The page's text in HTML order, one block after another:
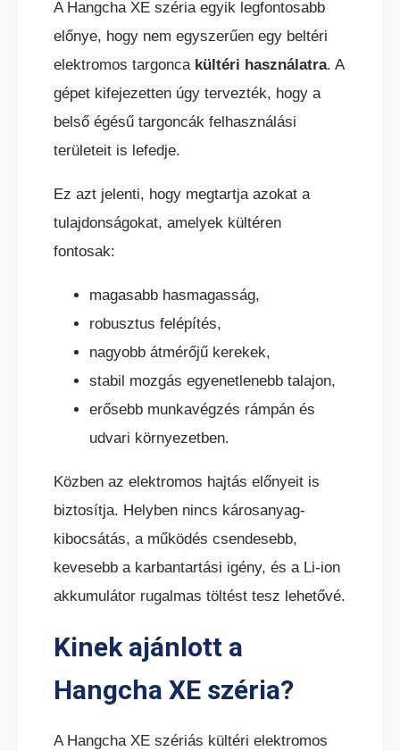
BELTÉRI ELEKTROMOS HOMLOKVILLÁS
KÜLTÉRI ELEKTROMOS HOMLOKVILLÁS
TARGONCA
DÍZEL/GÁZÜZEMŰ HOMLOKVILLÁS
TARGONCA
TEREPES HOMLOKVILLÁS
A Hangcha XE széria egyik legfontosabb
előnye, hogy nem egyszerűen egy beltéri
elektromos targonca kültéri használatra. A
gépet kifejezetten úgy tervezték, hogy a
belső égésű targoncák felhasználási
területeit is lefedje.
Ez azt jelenti, hogy megtartja azokat a
tulajdonságokat, amelyek kültéren
fontosak:
magasabb hasmagasság,
robusztus felépítés,
nagyobb átmérőjű kerekek,
stabil mozgás egyenetlenebb talajon,
erősebb munkavégzés rámpán és
udvari környezetben.
Közben az elektromos hajtás előnyeit is
biztosítja. Helyben nincs károsanyag-
kibocsátás, a működés csendesebb,
kevesebb a karbantartási igény, és a Li-ion
akkumulátor rugalmas töltést tesz lehetővé.
Kinek ajánlott a
Hangcha XE széria?
A Hangcha XE szériás kültéri elektromos